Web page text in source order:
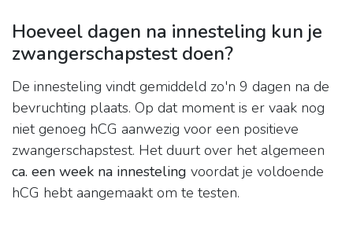
Hoeveel dagen na innesteling kun je
zwangerschapstest doen?
De innesteling vindt gemiddeld zo'n 9 dagen na de
bevruchting plaats. Op dat moment is er vaak nog
niet genoeg hCG aanwezig voor een positieve
zwangerschapstest. Het duurt over het algemeen
ca. een week na innesteling voordat je voldoende
hCG hebt aangemaakt om te testen.